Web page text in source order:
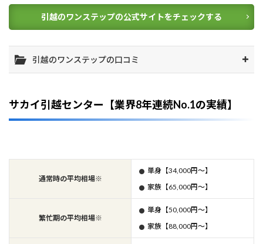
引越のワンステップの公式サイトをチェックする
引越のワンステップの口コミ
サカイ引越センター【業界8年連続No.1の実績】
通常時の平均相場※
単身【34,000円～】
家族【65,000円～】
繁忙期の平均相場※
単身【50,000円～】
家族【88,000円～】